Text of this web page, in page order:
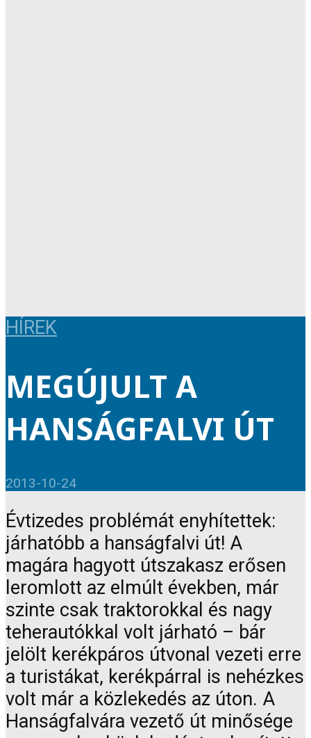
HÍREK
MEGÚJULT A
HANSÁGFALVI ÚT
2013-10-24
Évtizedes problémát enyhítettek:
járhatóbb a hanságfalvi út! A
magára hagyott útszakasz erősen
leromlott az elmúlt években, már
szinte csak traktorokkal és nagy
teherautókkal volt járható – bár
jelölt kerékpáros útvonal vezeti erre
a turistákat, kerékpárral is nehézkes
volt már a közlekedés az úton. A
Hanságfalvára vezető út minősége